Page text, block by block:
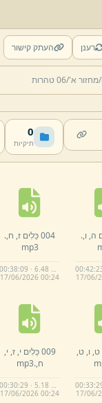
רענן העתק קישור
מחזור א'/06 טהרות
0
תיקיות
ו,.
17/06/
004 כֵּלִים ז, ח,.
mp3
00:38:09 · 6.48 MB
17/06/2026 00:24
ו, ט,
17/06/
009 כֵּלִים י, ז, י,
ח,.
mp3
00:30:29 · 5.18 MB
17/06/2026 00:24